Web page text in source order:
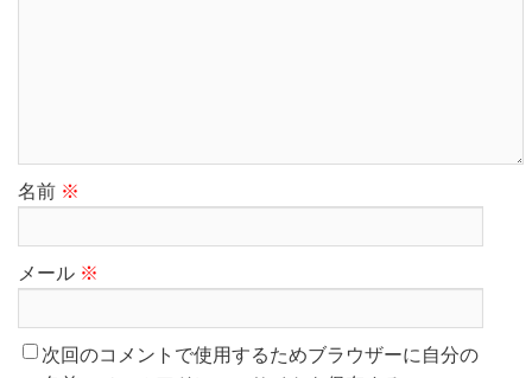
名前 ※
メール ※
次回のコメントで使用するためブラウザーに自分の